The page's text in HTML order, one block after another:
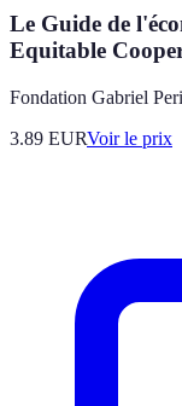
Le Guide de
Equitable
Fondation Gabriel Peri
3.89 EURVoir le prix